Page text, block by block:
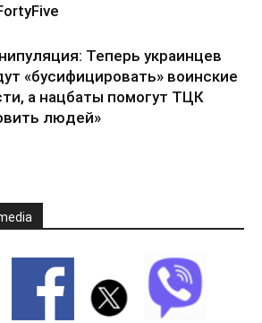
Теперь украинцев
«бусифицировать» воинские
а нацбаты помогут ТЦК
людей»